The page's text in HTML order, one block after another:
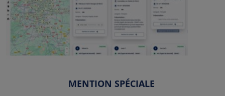
MENTION SPÉCIALE